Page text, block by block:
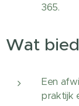
365.
Wat
Een
praktijk